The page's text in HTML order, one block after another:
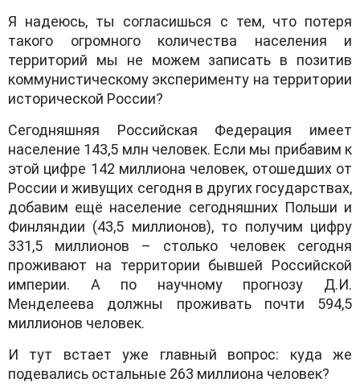
Я надеюсь, ты согласишься с тем, что потеря
такого огромного количества населения и
территорий мы не можем записать в позитив
коммунистическому эксперименту на территории
исторической России?
Сегодняшняя Российская Федерация имеет
население 143,5 млн человек. Если мы прибавим к
этой цифре 142 миллиона человек, отошедших от
России и живущих сегодня в других государствах,
добавим ещё население сегодняшних Польши и
Финляндии (43,5 миллионов), то получим цифру
331,5 миллионов – столько человек сегодня
проживают на территории бывшей Российской
империи. А по научному прогнозу Д.И.
Менделеева должны проживать почти 594,5
миллионов человек.
И тут встает уже главный вопрос: куда же
подевались остальные 263 миллиона человек?